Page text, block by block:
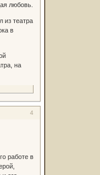
любовь.
из театра
в
на
4
работе в